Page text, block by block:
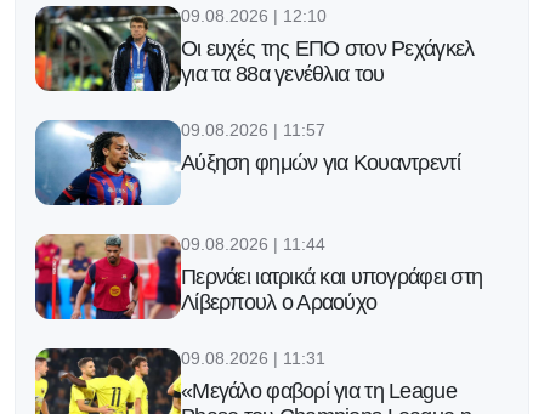
09.08.2026 | 12:10
Οι ευχές της ΕΠΟ στον Ρεχάγκελ
για τα 88α γενέθλια του
09.08.2026 | 11:57
Αύξηση φημών για Κουαντρεντί
09.08.2026 | 11:44
Περνάει ιατρικά και υπογράφει στη
Λίβερπουλ ο Αραούχο
09.08.2026 | 11:31
«Μεγάλο φαβορί για τη League